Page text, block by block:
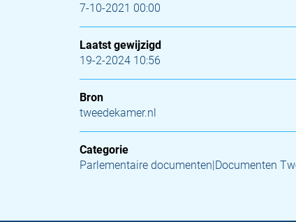
7-10-2021 00:00
Laatst gewijzigd
19-2-2024 10:56
Bron
tweedekamer.nl
Categorie
Parlementaire documenten|Documenten